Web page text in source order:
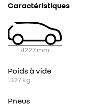
Caractéristiques
4227mm
Poids à vide
1327kg
Pneus